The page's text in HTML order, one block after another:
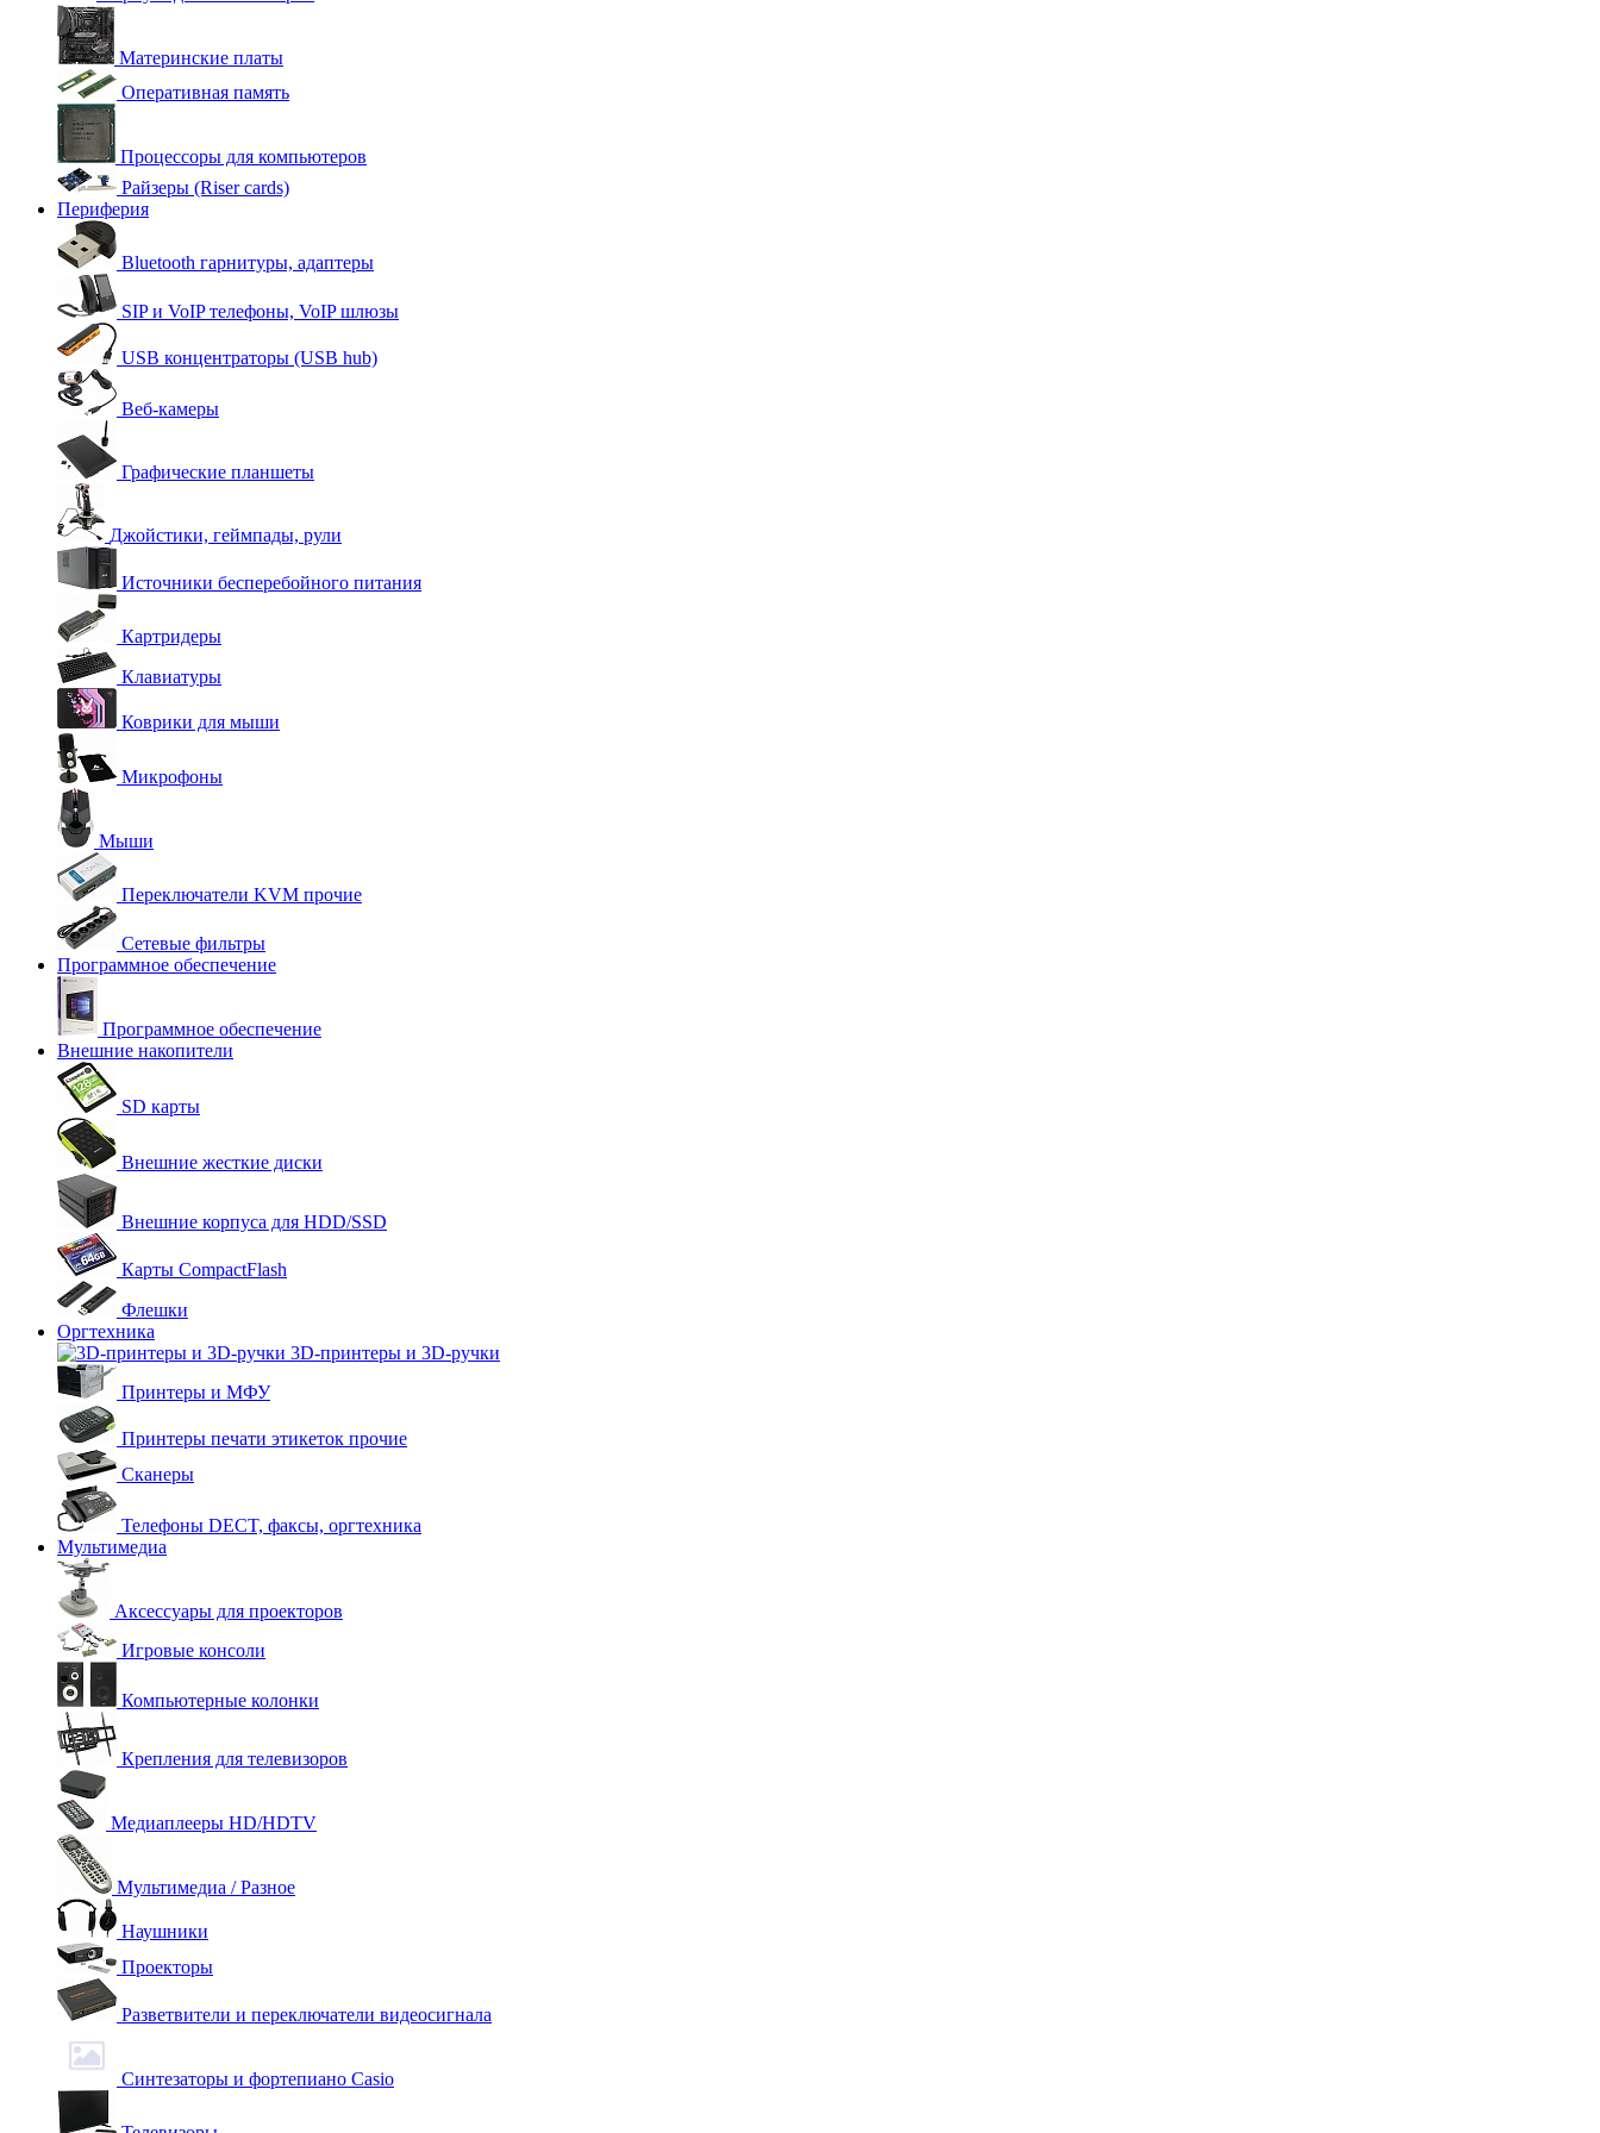
Материнские платы
Оперативная память
Процессоры для компьютеров
Райзеры (Riser cards)
Периферия
Bluetooth гарнитуры, адаптеры
SIP и VoIP телефоны, VoIP шлюзы
USB концентраторы (USB hub)
Веб-камеры
Графические планшеты
Джойстики, геймпады, рули
Источники бесперебойного питания
Картридеры
Клавиатуры
Коврики для мыши
Микрофоны
Мыши
Переключатели KVM прочие
Сетевые фильтры
Программное обеспечение
Программное обеспечение
Внешние накопители
SD карты
Внешние жесткие диски
Внешние корпуса для HDD/SSD
Карты CompactFlash
Флешки
Оргтехника
3D-принтеры и 3D-ручки
Принтеры и МФУ
Принтеры печати этикеток прочие
Сканеры
Телефоны DECT, факсы, оргтехника
Мультимедиа
Аксессуары для проекторов
Игровые консоли
Компьютерные колонки
Крепления для телевизоров
Медиаплееры HD/HDTV
Мультимедиа / Разное
Наушники
Проекторы
Разветвители и переключатели видеосигнала
Синтезаторы и фортепиано Casio